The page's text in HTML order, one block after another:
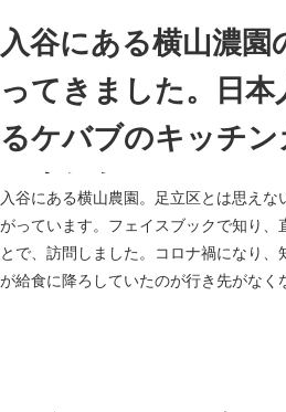
入谷にある横山濃園
ってきました。日本
るケバブのキッチン
いました
入谷にある横山農園。足立区とは思えな
がっています。フェイスブックで知り、
とで、訪問しました。コロナ禍になり、
が給食に降ろしていたのが行き先がなく